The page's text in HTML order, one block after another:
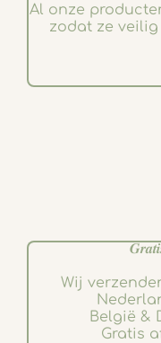
Al onze
zodat ze
Wij
België &
Gratis